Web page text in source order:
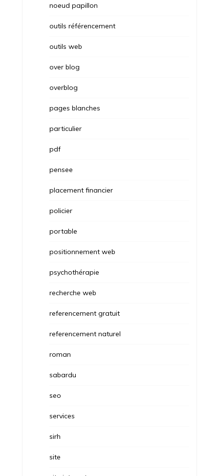
noeud papillon
outils référencement
outils web
over blog
overblog
pages blanches
particulier
pdf
pensee
placement financier
policier
portable
positionnement web
psychothérapie
recherche web
referencement gratuit
referencement naturel
roman
sabardu
seo
services
sirh
site